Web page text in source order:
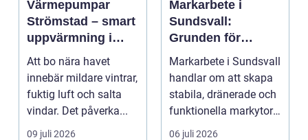
Värmepumpar
Strömstad – smart
uppvärmning i
kustklimat
Att bo nära havet
innebär mildare vintrar,
fuktig luft och salta
vindar. Det påverka...
09 juli 2026
Markarbete i
Sundsvall:
Grunden för
hållbara hus,
vägar och tomter
Markarbete i Sundsvall
handlar om att skapa
stabila, dränerade och
funktionella markytor
som kl...
06 juli 2026